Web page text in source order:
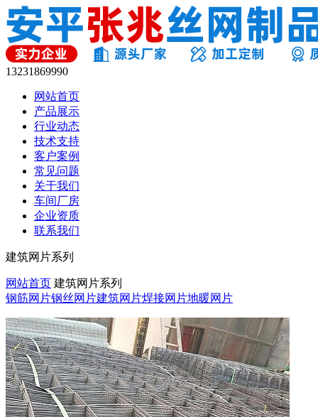
13231869990
网站首页
产品展示
行业动态
技术支持
客户案例
常见问题
关于我们
车间厂房
企业资质
联系我们
建筑网片系列
网站首页 建筑网片系列
钢筋网片钢丝网片建筑网片焊接网片地暖网片